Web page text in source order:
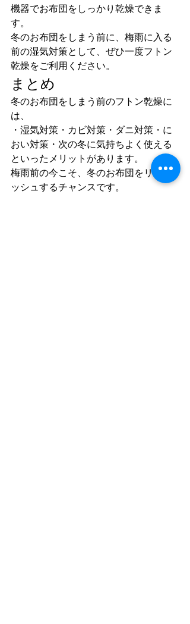
機器でお布団をしっかり乾燥できま
す。
冬のお布団をしまう前に、梅雨に入る
前の湿気対策として、ぜひ一度フトン
乾燥をご利用ください。
まとめ
冬のお布団をしまう前のフトン乾燥に
は、
・湿気対策・カビ対策・ダニ対策・に
おい対策・次の冬に気持ちよく使える
といったメリットがあります。
梅雨前の今こそ、冬のお布団をリフレ
ッシュするチャンスです。